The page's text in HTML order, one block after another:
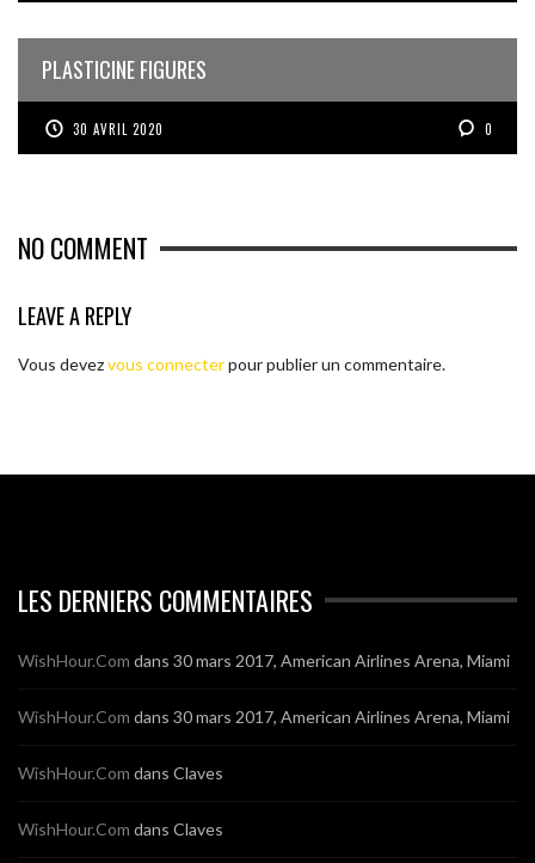
PLASTICINE FIGURES
30 AVRIL 2020 0
NO COMMENT
LEAVE A REPLY
Vous devezvous connecterpour publier un commentaire.
LES DERNIERS COMMENTAIRES
WishHour.Com dans 30 mars 2017, American Airlines Arena, Miami
WishHour.Com dans 30 mars 2017, American Airlines Arena, Miami
WishHour.Com dans Claves
WishHour.Com dans Claves